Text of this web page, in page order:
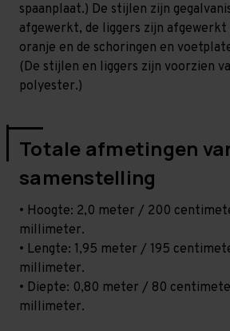
spaanplaat.) De stijlen zijn
afgewerkt, de liggers zijn
oranje en de schoringen en
(De stijlen en liggers zijn voorzien
polyester.)
Totale afmetingen
samenstelling
• Hoogte: 2,0 meter / 200
millimeter.
• Lengte: 1,95 meter / 195
millimeter.
• Diepte: 0,80 meter / 80
millimeter.